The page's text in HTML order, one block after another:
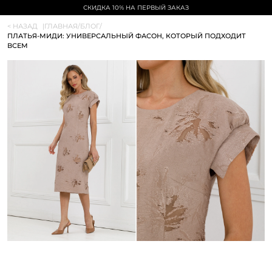
СКИДКА 10% НА ПЕРВЫЙ ЗАКАЗ
< НАЗАД |ГЛАВНАЯ/БЛОГ/
ПЛАТЬЯ-МИДИ: УНИВЕРСАЛЬНЫЙ ФАСОН, КОТОРЫЙ ПОДХОДИТ
ВСЕМ